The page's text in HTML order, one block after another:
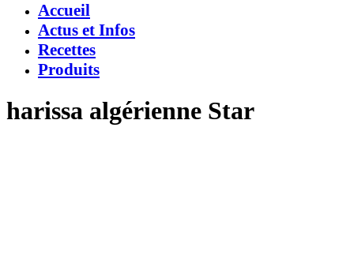
Accueil
Actus et Infos
Recettes
Produits
harissa algérienne Star